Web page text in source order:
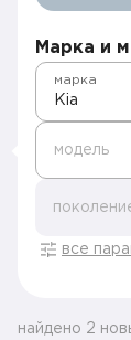
Марка и
Kia
марка
модель
все
найдено 2